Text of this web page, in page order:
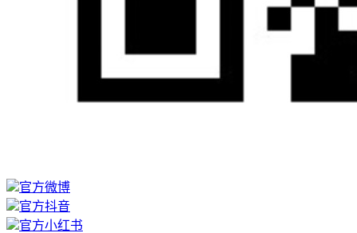
官方微博
官方抖音
官方小红书